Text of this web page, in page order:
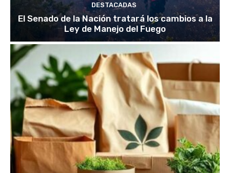
DESTACADAS
El Senado de la Nación tratará los cambios a la
Ley de Manejo del Fuego